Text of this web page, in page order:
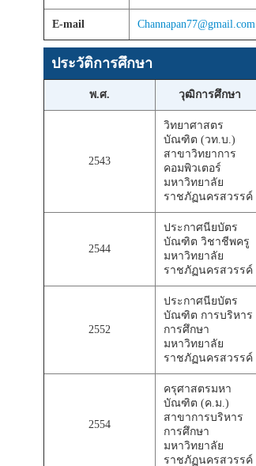
E-mail Channapan77@gmail.com
ประวัติการศึกษา
พ.ศ. วุฒิการศึกษา
2543
วิทยาศาสตร
บัณฑิต (วท.บ.)
สาขาวิทยาการ
คอมพิวเตอร์
มหาวิทยาลัย
ราชภัฏนครสวรรค์
2544
ประกาศนียบัตร
บัณฑิต วิชาชีพครู
มหาวิทยาลัย
ราชภัฏนครสวรรค์
2552
ประกาศนียบัตร
บัณฑิต การบริหาร
การศึกษา
มหาวิทยาลัย
ราชภัฏนครสวรรค์
2554
ครุศาสตรมหา
บัณฑิต (ค.ม.)
สาขาการบริหาร
การศึกษา
มหาวิทยาลัย
ราชภัฏนครสวรรค์